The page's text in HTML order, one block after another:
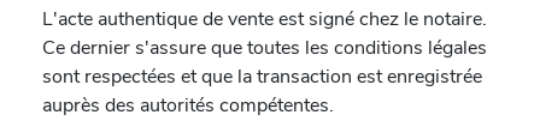
L'acte authentique de vente est signé chez le notaire.
Ce dernier s'assure que toutes les conditions légales
sont respectées et que la transaction est enregistrée
auprès des autorités compétentes.